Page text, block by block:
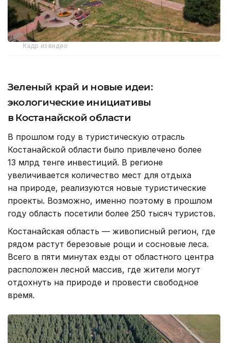
Кадр из видео
Зеленый край и новые идеи:
экологические инициативы
в Костанайской области
В прошлом году в туристическую отрасль
Костанайской области было привлечено более
13 млрд тенге инвестиций. В регионе
увеличивается количество мест для отдыха
на природе, реализуются новые туристические
проекты. Возможно, именно поэтому в прошлом
году область посетили более 250 тысяч туристов.
Костанайская область — живописный регион, где
рядом растут березовые рощи и сосновые леса.
Всего в пяти минутах езды от областного центра
расположен лесной массив, где жители могут
отдохнуть на природе и провести свободное
время.